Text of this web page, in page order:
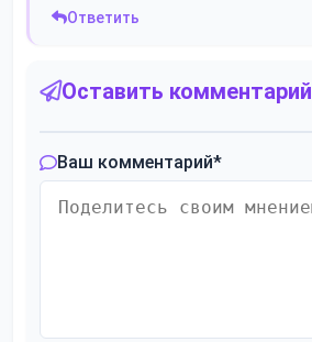
Ответить
Оставить комментарий
Ваш комментарий*